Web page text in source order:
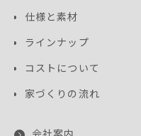
仕様と素材
ラインナップ
コストについて
家づくりの流れ